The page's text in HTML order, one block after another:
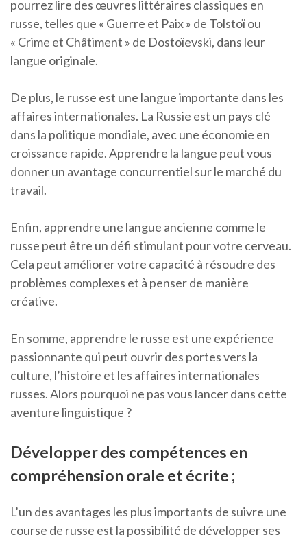
pourrez lire des œuvres littéraires classiques en
russe, telles que « Guerre et Paix » de Tolstoï ou
« Crime et Châtiment » de Dostoïevski, dans leur
langue originale.
De plus, le russe est une langue importante dans les
affaires internationales. La Russie est un pays clé
dans la politique mondiale, avec une économie en
croissance rapide. Apprendre la langue peut vous
donner un avantage concurrentiel sur le marché du
travail.
Enfin, apprendre une langue ancienne comme le
russe peut être un défi stimulant pour votre cerveau.
Cela peut améliorer votre capacité à résoudre des
problèmes complexes et à penser de manière
créative.
En somme, apprendre le russe est une expérience
passionnante qui peut ouvrir des portes vers la
culture, l’histoire et les affaires internationales
russes. Alors pourquoi ne pas vous lancer dans cette
aventure linguistique ?
Développer des compétences en
compréhension orale et écrite ;
L’un des avantages les plus importants de suivre une
course de russe est la possibilité de développer ses